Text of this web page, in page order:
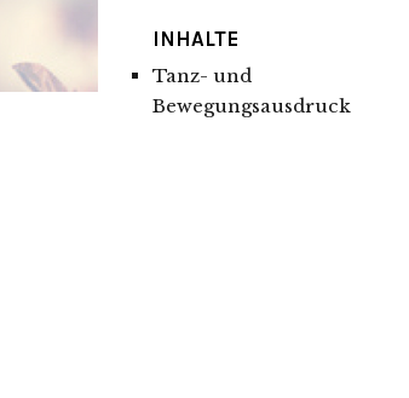
INHALTE
Tanz- und
Bewegungsausdruck